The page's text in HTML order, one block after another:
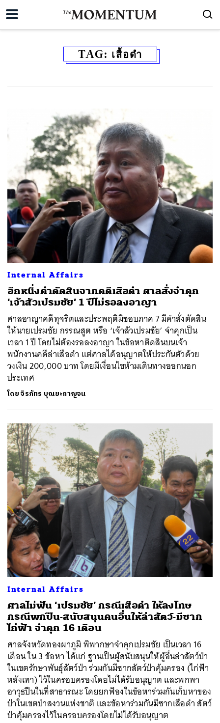
TAG: เสื้อดำ
Internal Affairs
อีกหนึ่งคำตัดสินจากคดีเสือดำ ศาลสั่งจำคุก
‘เจ้าสัวเปรมชัย’ 1 ปีไม่รอลงอาญา
ศาลอาญาคดีทุจริตและประพฤติมิชอบภาค 7 มีคำสั่งตัดสิน
ให้นายเปรมชัย กรรณสูต หรือ ‘เจ้าสัวเปรมชัย’ จำคุกเป็น
เวลา 1 ปี โดยไม่ต้องรอลงอาญา ในข้อหาติดสินบนเจ้า
พนักงานคดีล่าเสือดำ แต่ศาลได้อนุญาตให้ประกันตัวด้วย
วงเงิน 200,000 บาท โดยมีเงื่อนไขห้ามเดินทางออกนอก
ประเทศ
โดยจิรภัทร บุณยะกาญจน
Internal Affairs
ศาลไม่ฟัน ‘เปรมชัย’ กรณีเสือดำ ให้ลงโทษ
กรณีพกปืน-สนับสนุนคนอื่นให้ล่าสัตว์-มีซาก
ไก่ฟ้า จำคุก 16 เดือน
ศาลจังหวัดทองผาภูมิ พิพากษาจำคุกเปรมชัย เป็นเวลา 16
เดือน ใน 3 ข้อหา ได้แก่ ฐานเป็นผู้สนับสนุนให้ผู้อื่นล่าสัตว์ป่า
ในเขตรักษาพันธุ์สัตว์ป่า ร่วมกันมีซากสัตว์ป่าคุ้มครอง (ไก่ฟ้า
หลังเทา) ไว้ในครอบครองโดยไม่ได้รับอนุญาต และพกพา
อาวุธปืนในที่สาธารณะ โดยยกฟ้องในข้อหาร่วมกันเก็บหาของ
ป่าในเขตป่าสงวนแห่งชาติ และข้อหาร่วมกันมีซากเสือดำ สัตว์
ป่าคุ้มครองไว้ในครอบครองโดยไม่ได้รับอนุญาต